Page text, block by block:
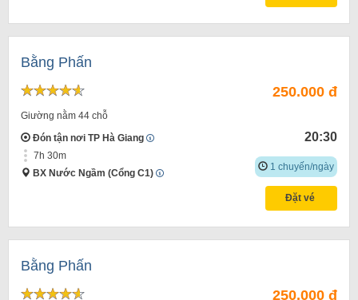
Bằng Phấn
Giường nằm 44 chỗ
Đón tận nơi TP Hà Giang
7h 30m
BX Nước Ngầm (Cổng C1)
250.000 đ
20:30
1 chuyến/ngày
Đặt vé
Bằng Phấn
250.000 đ